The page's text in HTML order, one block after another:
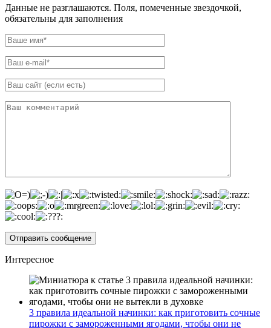
Данные не разглашаются. Поля, помеченные звездочкой,
обязательны для заполнения
Интересное
3 правила идеальной начинки: как приготовить сочные
пирожки с замороженными ягодами, чтобы они не